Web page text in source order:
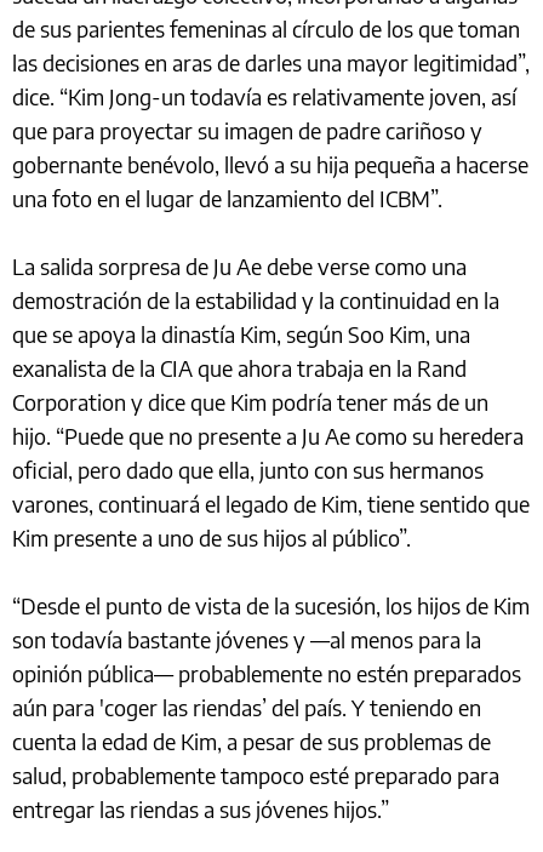
de sus parientes femeninas al círculo de los que toman
las decisiones en aras de darles una mayor legitimidad”,
dice. “Kim Jong-un todavía es relativamente joven, así
que para proyectar su imagen de padre cariñoso y
gobernante benévolo, llevó a su hija pequeña a hacerse
una foto en el lugar de lanzamiento del ICBM”.
La salida sorpresa de Ju Ae debe verse como una
demostración de la estabilidad y la continuidad en la
que se apoya la dinastía Kim, según Soo Kim, una
exanalista de la CIA que ahora trabaja en la Rand
Corporation y dice que Kim podría tener más de un
hijo. “Puede que no presente a Ju Ae como su heredera
oficial, pero dado que ella, junto con sus hermanos
varones, continuará el legado de Kim, tiene sentido que
Kim presente a uno de sus hijos al público”.
“Desde el punto de vista de la sucesión, los hijos de Kim
son todavía bastante jóvenes y —al menos para la
opinión pública— probablemente no estén preparados
aún para 'coger las riendas’ del país. Y teniendo en
cuenta la edad de Kim, a pesar de sus problemas de
salud, probablemente tampoco esté preparado para
entregar las riendas a sus jóvenes hijos.”